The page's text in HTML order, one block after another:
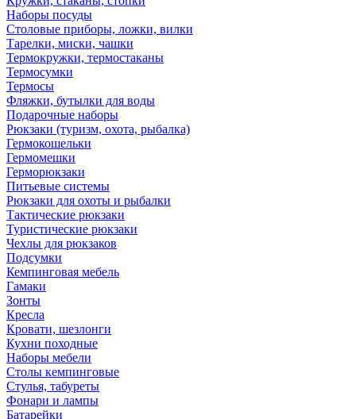
Наборы посуды
Столовые приборы, ложки, вилки
Тарелки, миски, чашки
Термокружки, термостаканы
Термосумки
Термосы
Фляжки, бутылки для воды
Подарочные наборы
Рюкзаки (туризм, охота, рыбалка)
Гермокошельки
Гермомешки
Герморюкзаки
Питьевые системы
Рюкзаки для охоты и рыбалки
Тактические рюкзаки
Туристические рюкзаки
Чехлы для рюкзаков
Подсумки
Кемпинговая мебель
Гамаки
Зонты
Кресла
Кровати, шезлонги
Кухни походные
Наборы мебели
Столы кемпинговые
Стулья, табуреты
Фонари и лампы
Батарейки